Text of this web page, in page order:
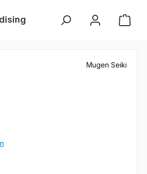
Händlersuche Neue
Mugen Seiki